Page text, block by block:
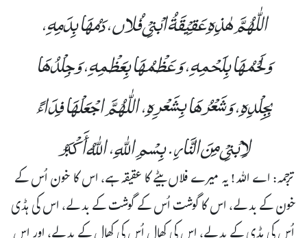
اللّٰهُمَّ هٰذِهِ عَقِیْقَةُ ابْنِیْ فُلاں، دَمُهَا بِدَمِهِ،
وَلَحْمُهَا بِلَحْمِهِ، وَعَظْمُهَا بِعَظْمِهِ، وَجِلْدُهَا
بِجِلْدِهِ، وَشَعْرُهَا بِشَعْرِهِ، اللّٰهُمَّ اجْعَلْهَا فِدَاءً
لِابْنِیْ مِنَ النَّارِ. بِسْمِ اللهِ، اللهُ أَكْبَرُ
ترجمہ: اے اللہ! یہ میرے فلاں بیٹے کا عقیقہ ہے، اس کا خون اُس کے
خون کے بدلے، اس کا گوشت اُس کے گوشت کے بدلے، اس کی ہڈی